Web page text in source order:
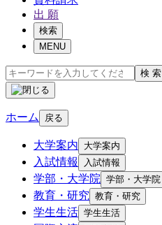
出 願
検索
MENU
検 索
ホーム 戻る
大学案内 大学案内
入試情報 入試情報
学部・大学院 学部・大学院
教育・研究 教育・研究
学生生活 学生生活